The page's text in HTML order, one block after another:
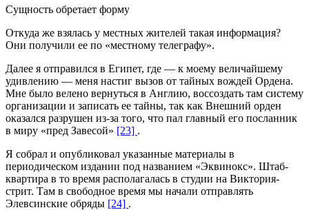
Сущность обретает форму
Откуда же взялась у местных жителей такая информация?
Они получили ее по «местному телеграфу».
Далее я отправился в Египет, где — к моему величайшему
удивлению — меня настиг вызов от тайных вождей Ордена.
Мне было велено вернуться в Англию, воссоздать там систему
организации и записать ее тайны, так как Внешний орден
оказался разрушен из-за того, что пал главный его посланник
в миру «пред Завесой» [23] .
Я собрал и опубликовал указанные материалы в
периодическом издании под названием «Эквинокс». Штаб-
квартира в то время располагалась в студии на Виктория-
стрит. Там в свободное время мы начали отправлять
Элевсинские обряды [24] .